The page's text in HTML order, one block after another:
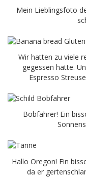
Mein Lieblingsfoto
Wir hatten zu viele
gegessen hätte.
Espresso
Bobfahrer! Ein
Hallo Oregon! Ein
da er